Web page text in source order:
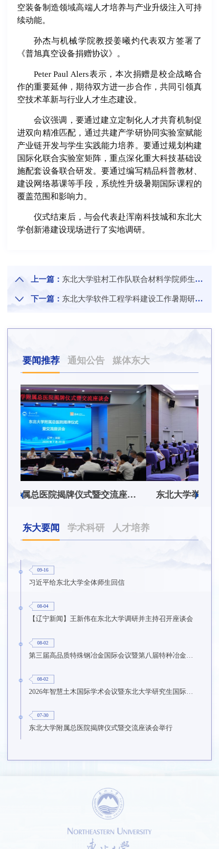
空装备制造领域高端人才培养与产业升级注入可持
续动能。
孙杰与机械学院教授姜曦灼代表双方签署了
《普旭真空设备捐赠协议》。
Peter Paul Alers表示，本次捐赠是校企战略合
作的重要延伸，期待双方进一步合作，共同引领真
空技术革新与行业人才生态建设。
会议强调，要通过建立定制化人才共育机制促
进双向精准匹配，通过共建产学研协同实验室赋能
产业链开发与学生实践能力培养。要通过规划构建
国际化联合实验室矩阵，重点深化重大科技基础设
施配套设备联合研发。要通过编写精品科普教材、
建设网络慕课等手段，系统性升级暑期国际课程的
覆盖范围和影响力。
仪式结束后，与会代表赴浑南科技城和东北大
学创新港建设现场进行了实地调研。
上一篇： 东北大学驻村工作队联合材料学院师生赴康平县开展社会实践活动
下一篇： 东北大学软件工程学科建设工作暑期研讨会举行
要闻推荐 通知公告 媒体东大
东北大学附属总医院揭牌仪式暨交流座谈会举行
东大要闻 学术科研 人才培养
09-16
习近平给东北大学全体师生回信
08-04
【辽宁新闻】王新伟在东北大学调研并主持召开座谈会
08-02
08-02
2026年智慧土木国际学术会议暨东北大学研究生国际暑期学校第九期在东北大学召开
07-30
东北大学附属总医院揭牌仪式暨交流座谈会举行